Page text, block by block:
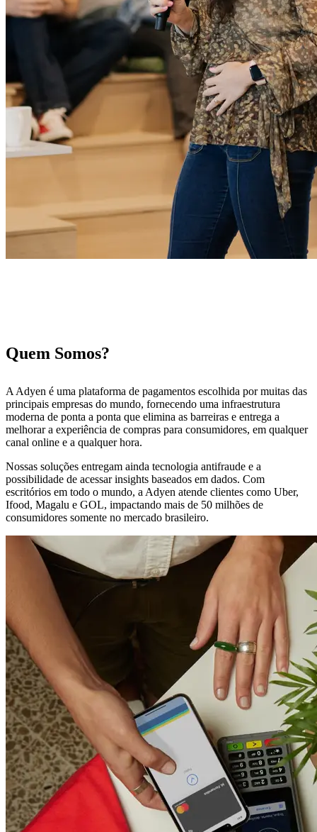
Quem Somos?
A Adyen é uma plataforma de pagamentos escolhida por muitas das
principais empresas do mundo, fornecendo uma infraestrutura
moderna de ponta a ponta que elimina as barreiras e entrega a
melhorar a experiência de compras para consumidores, em qualquer
canal online e a qualquer hora.
Nossas soluções entregam ainda tecnologia antifraude e a
possibilidade de acessar insights baseados em dados. Com
escritórios em todo o mundo, a Adyen atende clientes como Uber,
Ifood, Magalu e GOL, impactando mais de 50 milhões de
consumidores somente no mercado brasileiro.